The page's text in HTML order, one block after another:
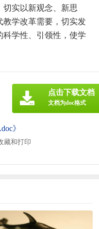
切实以新观念、新思
教学改革需要，切实发
学性、引领性，使学
》
藏和打印
点击下载文档
文档为doc格式